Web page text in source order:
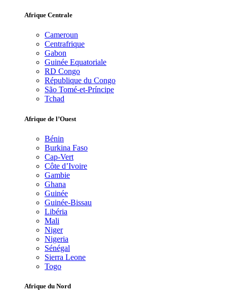
Afrique Centrale
Cameroun
Centrafrique
Gabon
Guinée Equatoriale
RD Congo
République du Congo
São Tomé-et-Príncipe
Tchad
Afrique de l’Ouest
Bénin
Burkina Faso
Cap-Vert
Côte d’Ivoire
Gambie
Ghana
Guinée
Guinée-Bissau
Libéria
Mali
Niger
Nigeria
Sénégal
Sierra Leone
Togo
Afrique du Nord